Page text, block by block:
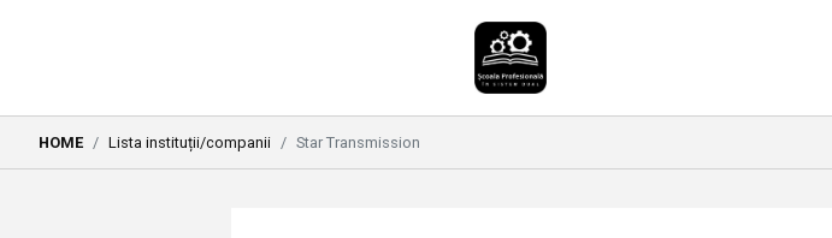
HOME Lista instituții/companii Star Transmission